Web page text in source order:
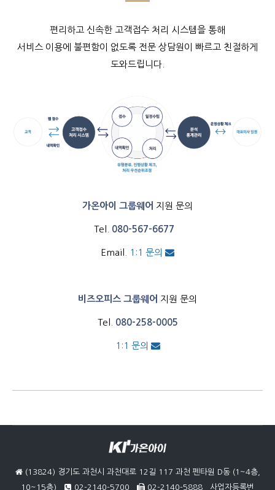
편리하고 신속한 고객접수 처리 시스템을 통해
서비스 이용에 불편함이 없도록 전문 상담원이 빠르고 친절하게
도와드립니다.
가온아이 그룹웨어 지원 문의
Tel. 080-567-6677
Email 1:1 문의
비즈오피스 그룹웨어 지원 문의
Tel. 080-258-0005
1:1 문의
(13824) 경기도 과천시 과천대로 12길 117 과천 펜타원 D동 (1~4층,
10~15층)
02-2140-5700 02-2140-5888 사업자등록번